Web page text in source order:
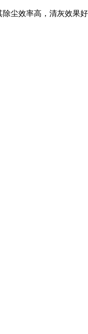
尘效率高，清灰效果